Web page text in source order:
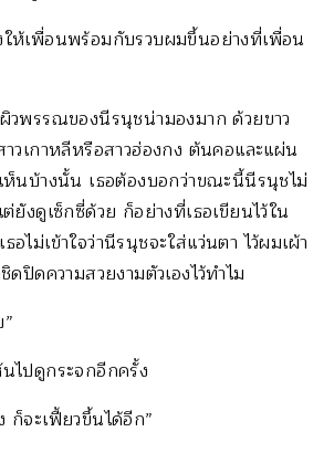
ห้เพื่อนพร้อมกับรวบผมขึ้นอย่างที่เพื่อน
วพรรณของนีรนุชน่ามองมาก ด้วยขาว
วเกาหลีหรือสาวฮ่องกง ต้นคอและแผ่น
ห็นบ้างนั้น เธอต้องบอกว่าขณะนี้นีรนุชไม่
ยังดูเซ็กซี่ด้วย ก็อย่างที่เธอเขียนไว้ใน
ไม่เข้าใจว่านีรนุชจะใส่แว่นตา ไว้ผมเผ้า
ปิดความสวยงามตัวเองไว้ทำไม
ไปดูกระจกอีกครั้ง
จะเฟี้ยวขึ้นได้อีก”